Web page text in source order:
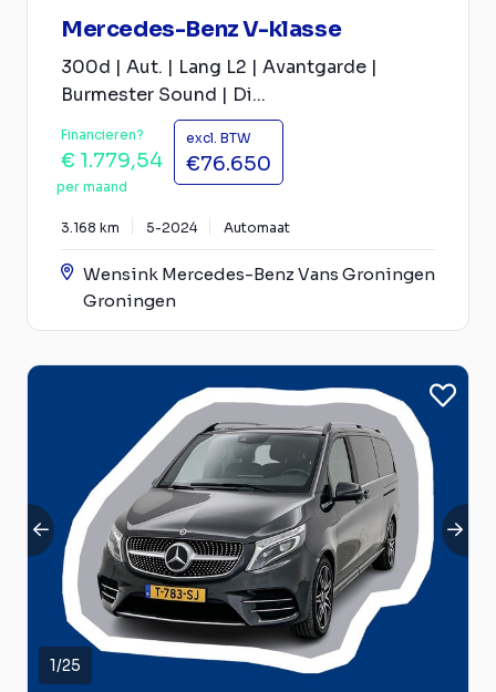
Mercedes-Benz V-klasse
300d | Aut. | Lang L2 | Avantgarde |
Burmester Sound | Di...
Financieren?
€ 1.779,54
per maand
excl. BTW
€76.650
3.168 km 5-2024 Automaat
Wensink Mercedes-Benz Vans Groningen
Groningen
1/25